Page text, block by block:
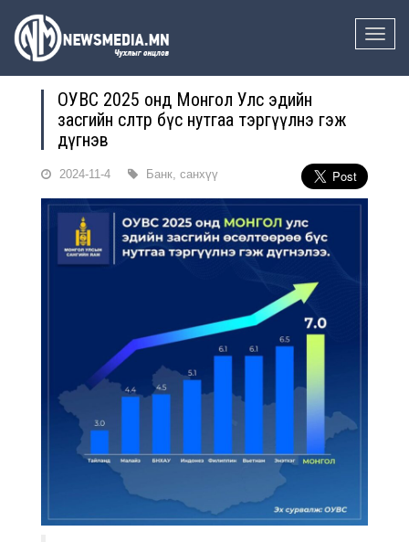
Toggle
ОУВС 2025 онд Монгол Улс эдийн
засгийн өсөлтөөрөө бүс нутгаа тэргүүлнэ гэж
дүгнэв
2024-11-4 Банк, санхүү